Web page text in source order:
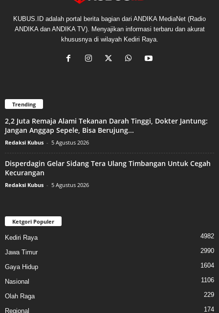
KUBUS.ID adalah portal berita bagian dari ANDIKA MediaNet (Radio
ANDIKA dan ANDIKA TV). Menyajikan informasi terbaru dan akurat
khususnya di wilayah Kediri Raya.
Trending
2,2 Juta Remaja Alami Tekanan Darah Tinggi, Dokter Jantung:
Jangan Anggap Sepele, Bisa Berujung...
Redaksi Kubus - 5 Agustus 2026
Disperdagin Gelar Sidang Tera Ulang Timbangan Untuk Cegah
Kecurangan
Redaksi Kubus - 5 Agustus 2026
Ketgori Populer
Kediri Raya 4982
Jawa Timur 2990
Gaya Hidup 1604
Nasional 1106
Olah Raga 229
Regional 174